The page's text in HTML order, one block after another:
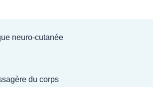
neuro-cutanée
du corps